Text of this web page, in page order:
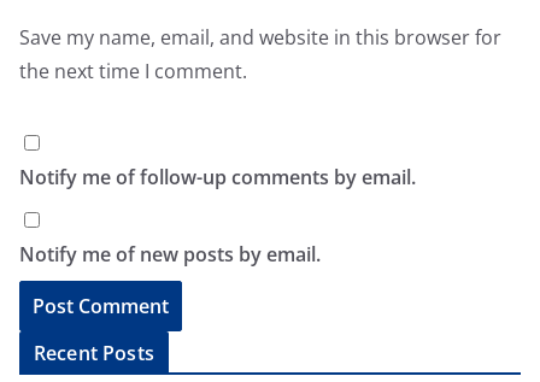
Save my name, email, and website in this browser for
the next time I comment.
Notify me of follow-up comments by email.
Notify me of new posts by email.
Recent Posts